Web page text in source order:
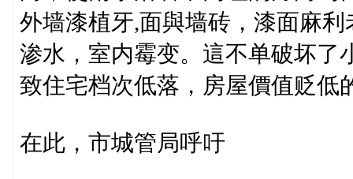
外墙漆植牙,面與墙砖，漆面麻
渗水，室内霉变。這不单破坏了
致住宅档次低落，房屋價值贬低
在此，市城管局呼吁